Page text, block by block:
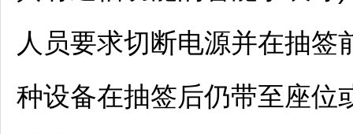
人员要求切断电源并在抽
种设备在抽签后仍带至座位